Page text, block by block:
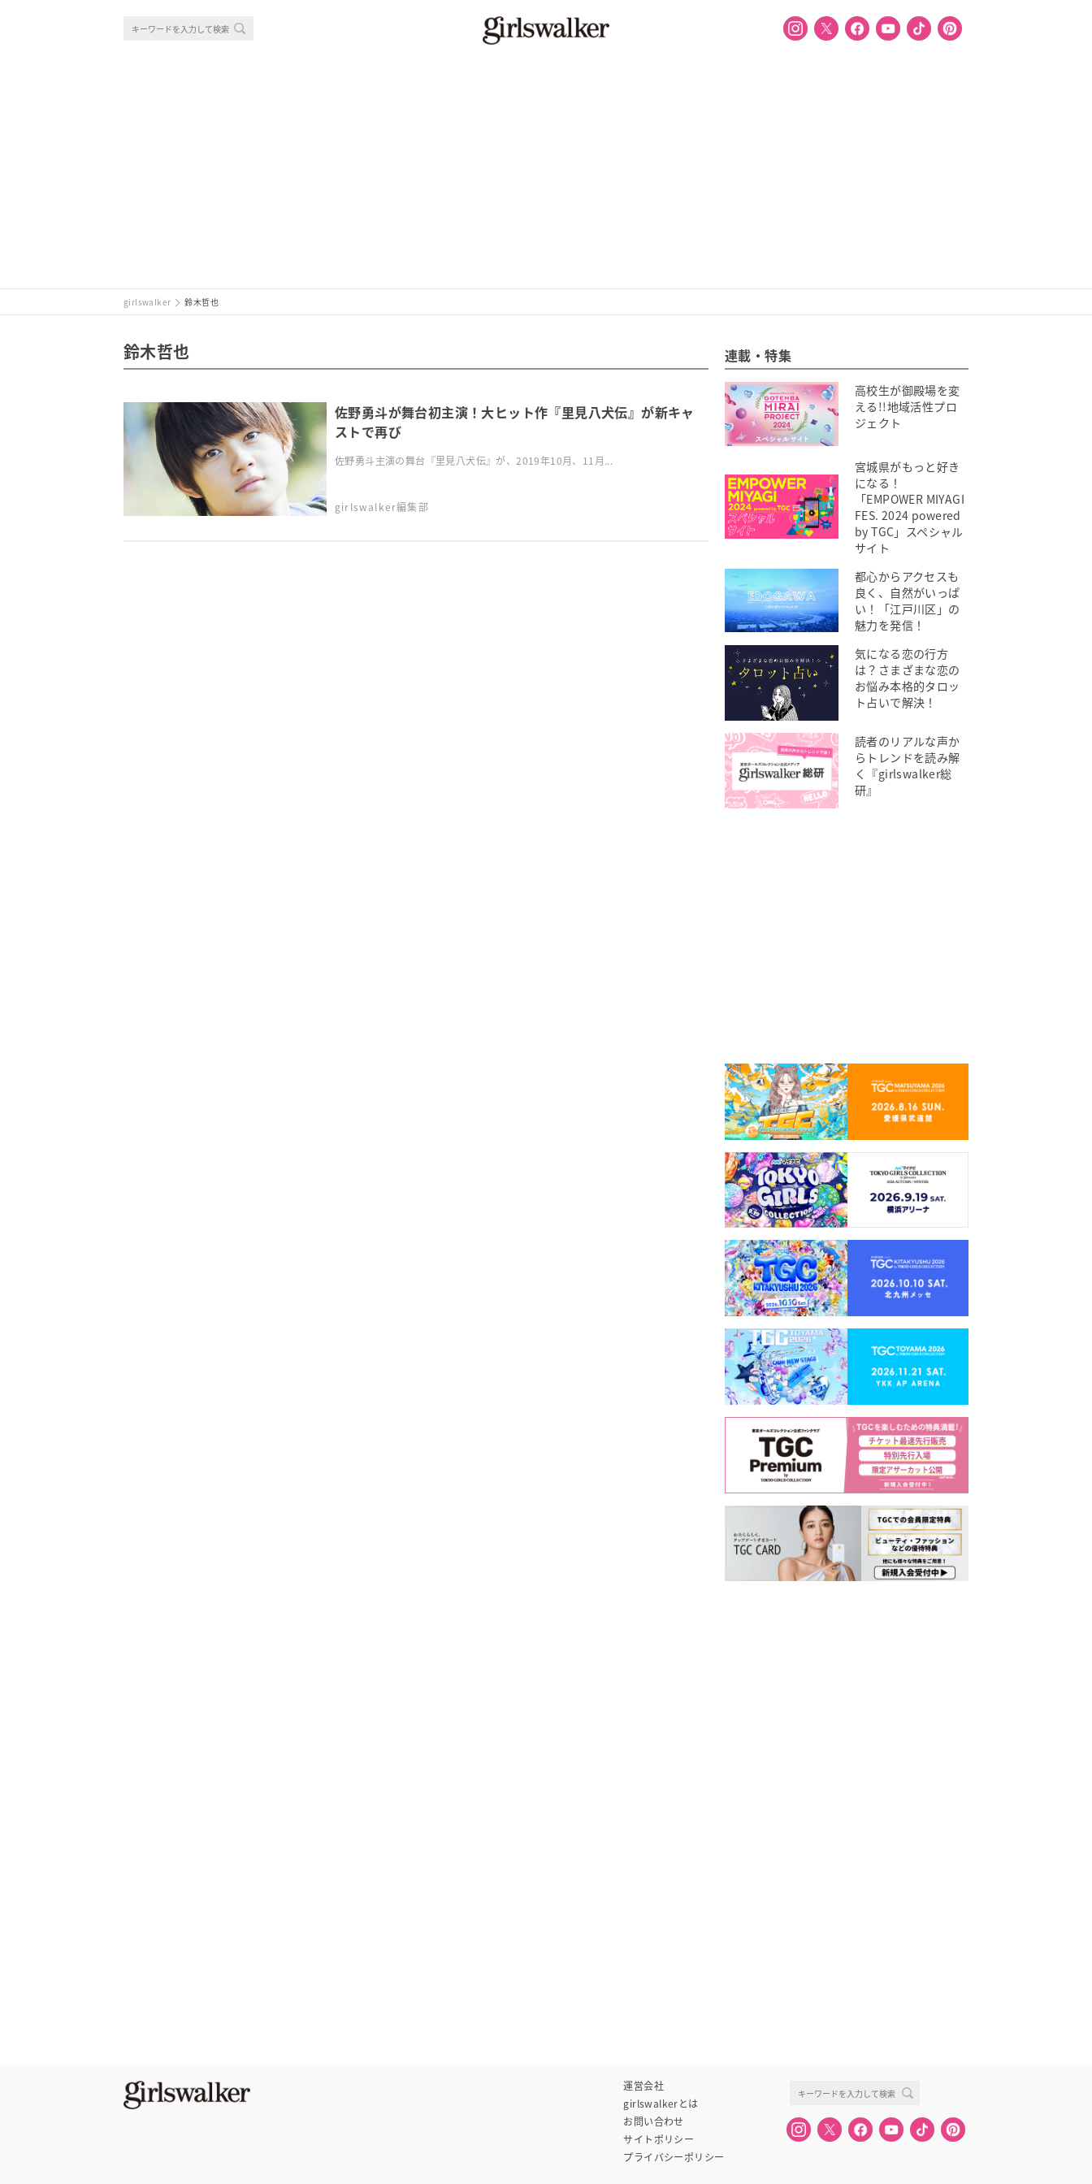
girlswalker 鈴木哲也
鈴木哲也
佐野勇斗が舞台初主演！大ヒット作『里見八犬伝』が新キャ
ストで再び
佐野勇斗主演の舞台『里見八犬伝』が、2019年10月、11月...
girlswalker編集部
連載・特集
高校生が御殿場を変
える!!地域活性プロ
ジェクト
宮城県がもっと好き
になる！
「EMPOWER MIYAGI
FES. 2024 powered
by TGC」スペシャル
サイト
都心からアクセスも
良く、自然がいっぱ
い！「江戸川区」の
魅力を発信！
気になる恋の行方
は？さまざまな恋の
お悩み本格的タロッ
ト占いで解決！
読者のリアルな声か
らトレンドを読み解
く『girlswalker総
研』
運営会社
girlswalkerとは
お問い合わせ
サイトポリシー
プライバシーポリシー